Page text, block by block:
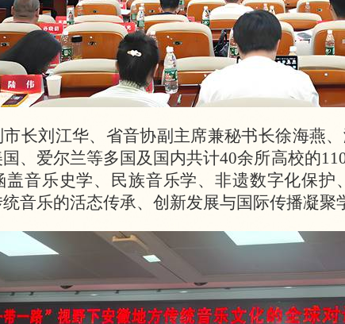
长刘江华、省音协副主席兼秘书长徐海燕
、爱尔兰等多国及国内共计40余所高校的
盖音乐史学、民族音乐学、非遗数字化保
音乐的活态传承、创新发展与国际传播凝聚